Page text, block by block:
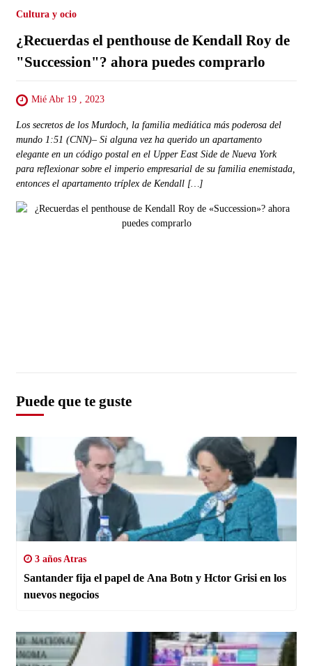
Cultura y ocio
¿Recuerdas el penthouse de Kendall Roy de
"Succession"? ahora puedes comprarlo
Mié Abr 19 , 2023
Los secretos de los Murdoch, la familia mediática más poderosa del
mundo 1:51 (CNN)– Si alguna vez ha querido un apartamento
elegante en un código postal en el Upper East Side de Nueva York
para reflexionar sobre el imperio empresarial de su familia enemistada,
entonces el apartamento tríplex de Kendall […]
Puede que te guste
3 años Atras
Santander fija el papel de Ana Botn y Hctor Grisi en los
nuevos negocios